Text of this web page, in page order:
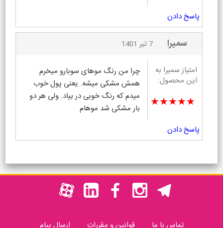
پاسخ دادن
سمیرا 7 تیر 1401
امتیاز سمیرا به
این محصول:
★★★★★
چرا من رنگ موهای سوبارو میخرم
همش مشکی میشه. یعنی پول خوب
میدم که رنگ خوبی در بیاد. ولی هر دو
بار مشکی شد موهام
پاسخ دادن
تماس با ما قوانین و مقررات ارسال پیام